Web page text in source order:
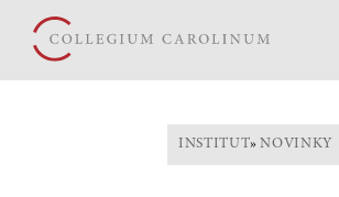
INSTITUT»NOVINKY